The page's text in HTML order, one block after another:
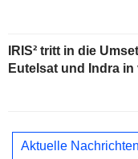
IRIS² tritt in die
Eutelsat und Indra
Aktuelle Nachrichten